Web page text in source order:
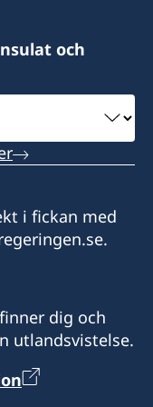
och
och
i fickan med
dig och
utlandsvistelse.